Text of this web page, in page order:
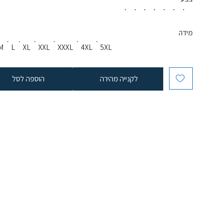
L XL XXL XXXL 4XL 5XL
מידה
הוספה לסל לקנייה מהירה